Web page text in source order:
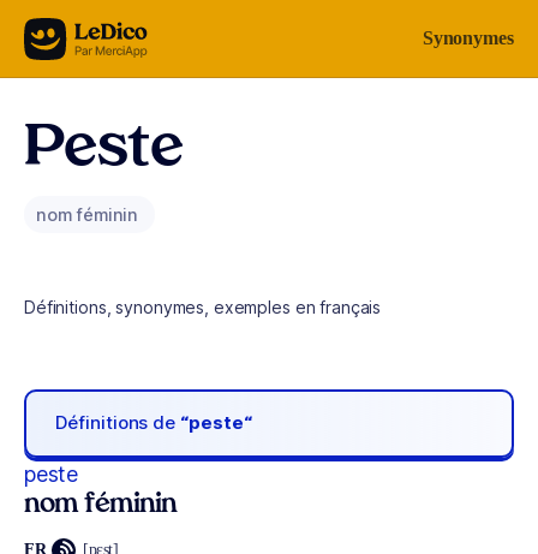
Aller au contenu Synonymes
Peste
nom féminin
Définitions, synonymes, exemples en français
Définitions de “peste“
peste
nom féminin
FR [pɛst]